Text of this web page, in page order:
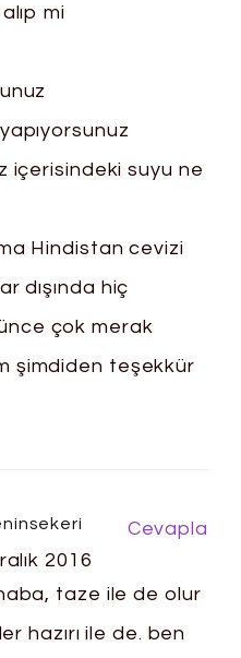
mi
içerisindeki suyu ne
Hindistan cevizi
dışında hiç
çok merak
şimdiden teşekkür
2016
taze ile de olur
hazırı ile de. ben
Cevapla